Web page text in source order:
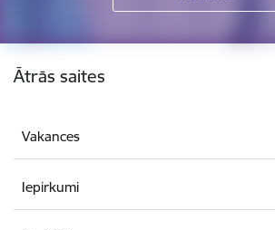
Kājene
Ātrās saites
Vakances
Iepirkumi